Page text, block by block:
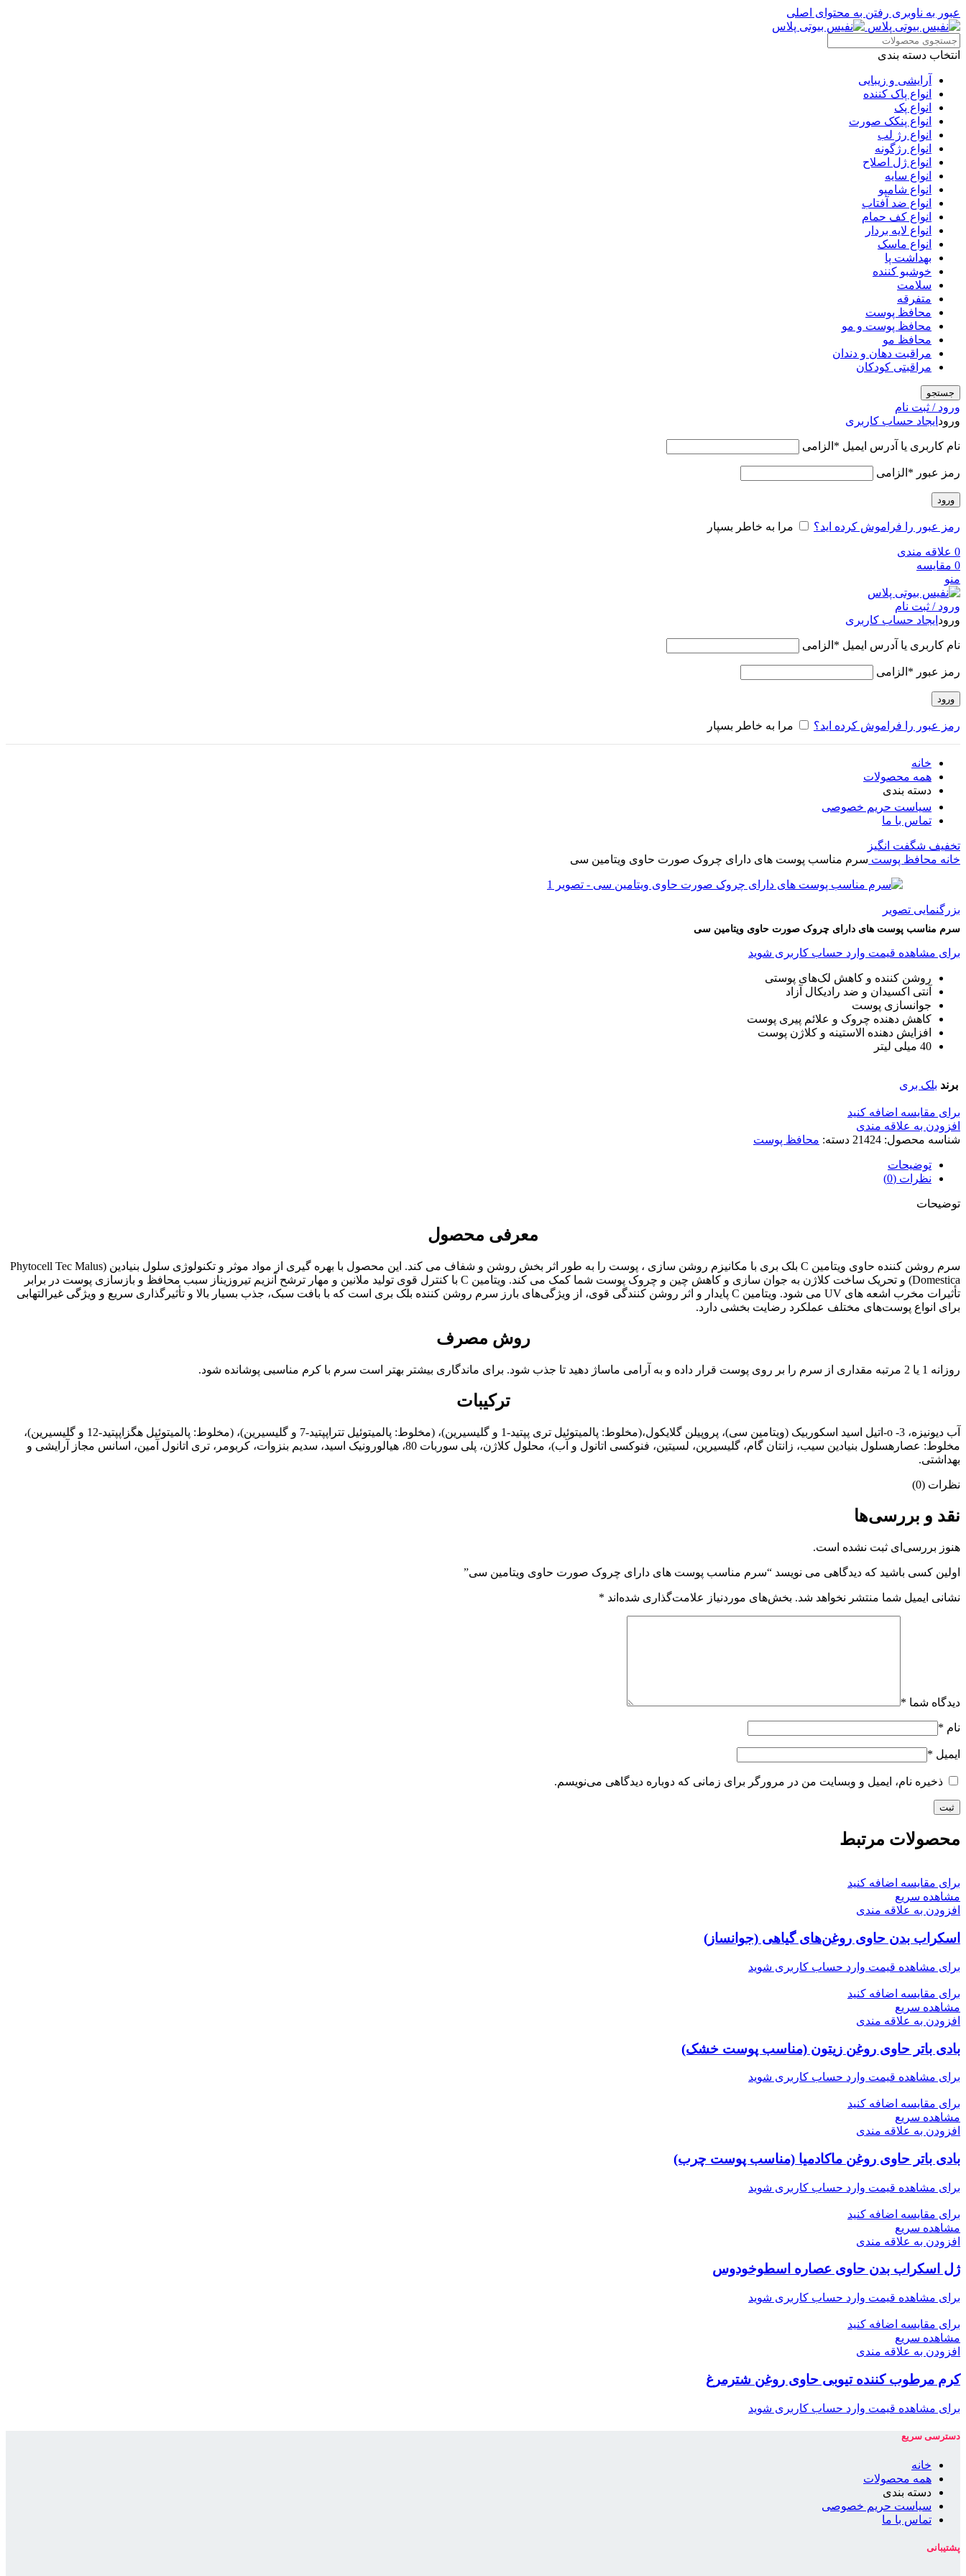
عبور به ناوبری رفتن به محتوای اصلی
انتخاب دسته بندی
آرایشی و زیبایی
انواع پاک کننده
انواع پک
انواع پنکک صورت
انواع رژ لب
انواع رژگونه
انواع ژل اصلاح
انواع سایه
انواع شامپو
انواع ضد آفتاب
انواع کف حمام
انواع لایه بردار
انواع ماسک
بهداشت پا
خوشبو کننده
سلامت
متفرقه
محافظ پوست
محافظ پوست و مو
محافظ مو
مراقبت دهان و دندان
مراقبتی کودکان
جستجو
ورود / ثبت نام
ورود ایجاد حساب کاربری
نام کاربری یا آدرس ایمیل * الزامی
رمز عبور * الزامی
ورود
رمز عبور را فراموش کرده اید؟ مرا به خاطر بسپار
0 علاقه مندی
0 مقایسه
منو
ورود / ثبت نام
ورود ایجاد حساب کاربری
نام کاربری یا آدرس ایمیل * الزامی
رمز عبور * الزامی
ورود
رمز عبور را فراموش کرده اید؟ مرا به خاطر بسپار
خانه
همه محصولات
دسته بندی
سیاست حریم خصوصی
تماس با ما
تخفیف شگفت انگیز
خانه محافظ پوست سرم مناسب پوست های دارای چروک صورت حاوی ویتامین سی
بزرگنمایی تصویر
سرم مناسب پوست های دارای چروک صورت حاوی ویتامین سی
برای مشاهده قیمت وارد حساب کاربری شوید
روشن کننده و کاهش لک‌های پوستی
آنتی اکسیدان و ضد رادیکال آزاد
جوانسازی پوست
کاهش دهنده چروک و علائم پیری پوست
افزایش دهنده الاستینه و کلاژن پوست
40 میلی لیتر
برند بلک بری
برای مقایسه اضافه کنید
افزودن به علاقه مندی
شناسه محصول: 21424 دسته: محافظ پوست
توضیحات
نظرات (0)
توضیحات
معرفی محصول
سرم روشن کننده حاوی ویتامین C بلک بری با مکانیزم روشن سازی ، پوست را به طور اثر بخش روشن و شفاف می کند. این محصول با بهره گیری از مواد موثر و تکنولوژی سلول بنیادین (Phytocell Tec Malus
Domestica) و تحریک ساخت کلاژن به جوان سازی و کاهش چین و چروک پوست شما کمک می کند. ویتامین C با کنترل قوی تولید ملانین و مهار ترشح آنزیم تیروزیناز سبب محافظ و بازسازی پوست در برابر
تأثیرات مخرب اشعه های UV می شود. ویتامین C پایدار و اثر روشن کنندگی قوی، از ویژگی‌های بارز سرم روشن کننده بلک بری است که با بافت سبک، جذب بسیار بالا و تأثیرگذاری سریع و ویژگی غیرالتهابی
برای انواع پوست‌های مختلف عملکرد رضایت بخشی دارد.
روش مصرف
روزانه 1 یا 2 مرتبه مقداری از سرم را بر روی پوست قرار داده و به آرامی ماساژ دهید تا جذب شود. برای ماندگاری بیشتر بهتر است سرم با کرم مناسبی پوشانده شود.
ترکیبات
آب دیونیزه، 3- o-اتیل اسید اسکوربیک (ویتامین سی)، پروپیلن گلایکول،(مخلوط: پالمیتوئیل تری پپتید-1 و گلیسیرین)، (مخلوط: پالمیتوئیل تتراپپتید-7 و گلیسیرین)، (مخلوط: پالمیتوئیل هگزاپپتید-12 و گلیسیرین)،
مخلوط: عصارهسلول بنیادین سیب، زانتان گام، گلیسیرین، لسیتین، فنوکسی اتانول و آب)، محلول کلاژن، پلی سوربات 80، هیالورونیک اسید، سدیم بنزوات، کربومر، تری اتانول آمین، اسانس مجاز آرایشی و
بهداشتی.
نظرات (0)
نقد و بررسی‌ها
هنوز بررسی‌ای ثبت نشده است.
اولین کسی باشید که دیدگاهی می نویسد “سرم مناسب پوست های دارای چروک صورت حاوی ویتامین سی”
نشانی ایمیل شما منتشر نخواهد شد. بخش‌های موردنیاز علامت‌گذاری شده‌اند *
دیدگاه شما *
نام *
ایمیل *
ذخیره نام، ایمیل و وبسایت من در مرورگر برای زمانی که دوباره دیدگاهی می‌نویسم.
محصولات مرتبط
برای مقایسه اضافه کنید
مشاهده سریع
افزودن به علاقه مندی
اسکراب بدن حاوی روغن‌های گیاهی (جوانساز)
برای مشاهده قیمت وارد حساب کاربری شوید
برای مقایسه اضافه کنید
مشاهده سریع
افزودن به علاقه مندی
بادی باتر حاوی روغن زیتون (مناسب پوست خشک)
برای مشاهده قیمت وارد حساب کاربری شوید
برای مقایسه اضافه کنید
مشاهده سریع
افزودن به علاقه مندی
بادی باتر حاوی روغن ماکادمیا (مناسب پوست چرب)
برای مشاهده قیمت وارد حساب کاربری شوید
برای مقایسه اضافه کنید
مشاهده سریع
افزودن به علاقه مندی
ژل اسکراب بدن حاوی عصاره اسطوخودوس
برای مشاهده قیمت وارد حساب کاربری شوید
برای مقایسه اضافه کنید
مشاهده سریع
افزودن به علاقه مندی
کرم مرطوب کننده تیوبی حاوی روغن شترمرغ
برای مشاهده قیمت وارد حساب کاربری شوید
دسترسی سریع
خانه
همه محصولات
دسته بندی
سیاست حریم خصوصی
تماس با ما
پشتیبانی